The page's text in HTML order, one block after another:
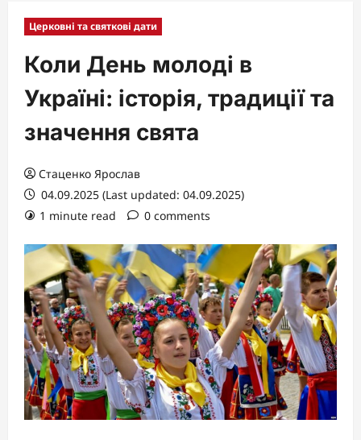
Церковні та святкові дати
Коли День молоді в
Україні: історія, традиції та
значення свята
Стаценко Ярослав
04.09.2025 (Last updated: 04.09.2025)
1 minute read
0 comments